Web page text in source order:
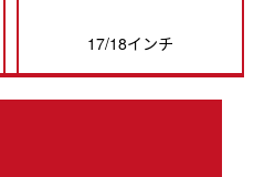
17/18インチ